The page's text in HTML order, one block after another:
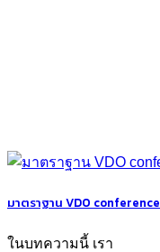
มาตราฐาน VDO conference
ในบทความนี้ เรา